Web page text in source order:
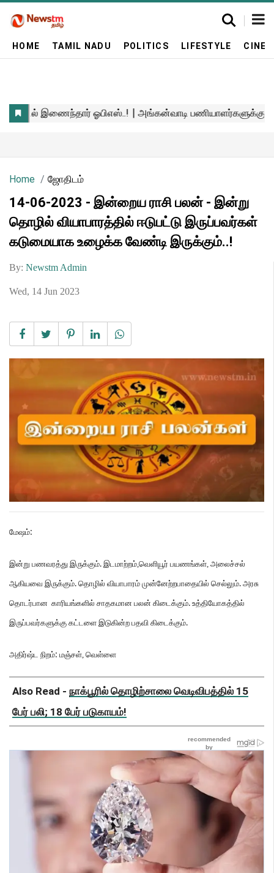
HOME TAMIL NADU POLITICS LIFESTYLE
Home ஜோதிடம்
14-06-2023 - இன்றைய ராசி பலன் - இன்று
தொழில் வியாபாரத்தில் ஈடுபட்டு இருப்பவர்கள்
கடுமையாக உழைக்க வேண்டி இருக்கும்..!
By: Newstm Admin
Wed, 14 Jun 2023
மேஷம்:
இன்று பணவரத்து இருக்கும். இடமாற்றம்,வெளியூர் பயணங்கள், அலைச்சல்
ஆகியவை இருக்கும். தொழில் வியாபாரம் முன்னேற்றபாதையில் செல்லும். அரசு
தொடர்பான காரியங்களில் சாதகமான பலன் கிடைக்கும். உத்தியோகத்தில்
இருப்பவர்களுக்கு கட்டளை இடுகின்ற பதவி கிடைக்கும்.
அதிர்ஷ்ட நிறம்: மஞ்சள், வெள்ளை
Also Read - நாக்பூரில் தொழிற்சாலை வெடிவிபத்தில் 15
பேர் பலி; 18 பேர் படுகாயம்!